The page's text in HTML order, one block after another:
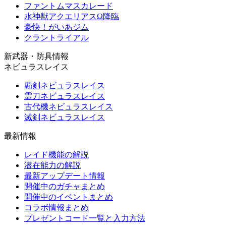
ファントムマスカレード
水神獣アクエリアスΩ降臨
豪快！がいあジム
クラントライアル
新武器・防具情報
ネビュラスレイス
覇剣ネビュラスレイス
霊刀ネビュラスレイス
古代機ネビュラスレイス
滅剣ネビュラスレイス
最新情報
レイド機能の解説
潜在能力の解説
最新アップデート情報
開催中のガチャまとめ
開催中のイベントまとめ
コラボ情報まとめ
プレゼントコード一覧と入力方法